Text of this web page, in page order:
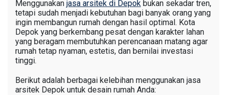
Menggunakan jasa arsitek di Depok bukan sekadar tren,
tetapi sudah menjadi kebutuhan bagi banyak orang yang
ingin membangun rumah dengan hasil optimal. Kota
Depok yang berkembang pesat dengan karakter lahan
yang beragam membutuhkan perencanaan matang agar
rumah tetap nyaman, estetis, dan bernilai investasi
tinggi.
Berikut adalah berbagai kelebihan menggunakan jasa
arsitek Depok untuk desain rumah Anda: